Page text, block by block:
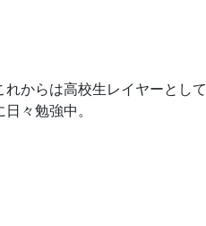
からは高校生レイヤーとし
々勉強中。